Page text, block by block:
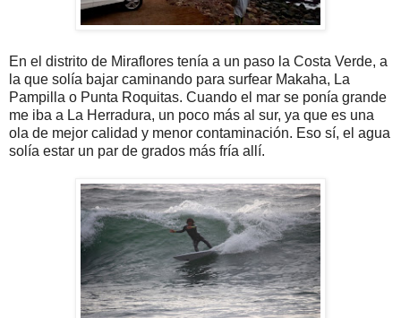
En el distrito de Miraflores tenía a un paso la Costa Verde, a
la que solía bajar caminando para surfear Makaha, La
Pampilla o Punta Roquitas. Cuando el mar se ponía grande
me iba a La Herradura, un poco más al sur, ya que es una
ola de mejor calidad y menor contaminación. Eso sí, el agua
solía estar un par de grados más fría allí.